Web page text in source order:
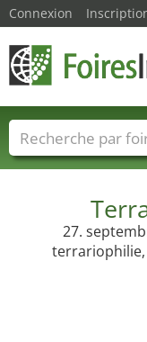
27.
Connexion
Foire noms